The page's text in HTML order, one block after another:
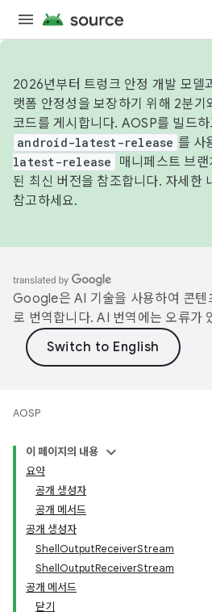
2026년부터 트렁크 안정 개발 모델
랫폼 안정성을 보장하기 위해 2분
코드를 게시합니다. AOSP를 빌드
android-latest-release 를 사
latest-release
매니페스트 브
된 최신 버전을 참조합니다. 자세한
참고하세요.
Google은 AI 기술을 사용하여 콘텐
로 번역합니다. AI 번역에는 오류가
AOSP
이 페이지의 내용
요약
공개 생성자
공개 메서드
공개 생성자
ShellOutputReceiverStream
ShellOutputReceiverStream
공개 메서드
닫기